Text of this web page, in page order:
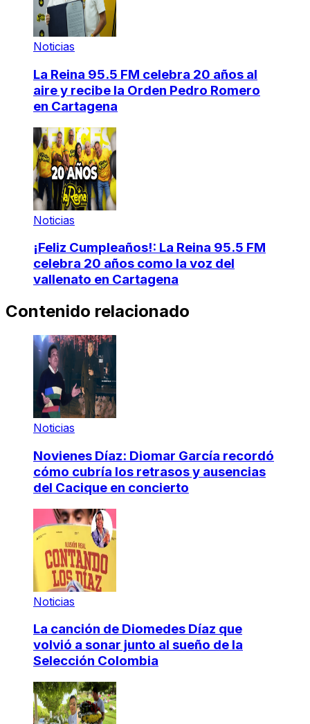
Noticias
La Reina 95.5 FM celebra 20 años al
aire y recibe la Orden Pedro Romero
en Cartagena
Noticias
¡Feliz Cumpleaños!: La Reina 95.5 FM
celebra 20 años como la voz del
vallenato en Cartagena
Contenido relacionado
Noticias
Novienes Díaz: Diomar García recordó
cómo cubría los retrasos y ausencias
del Cacique en concierto
Noticias
La canción de Diomedes Díaz que
volvió a sonar junto al sueño de la
Selección Colombia